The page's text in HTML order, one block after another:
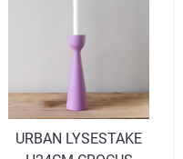
URBAN LYSESTAKE